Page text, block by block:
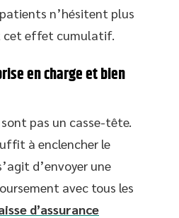
n’hésitent plus
cet effet cumulatif.
en charge et bien
pas un casse-tête.
à enclencher le
d’envoyer une
avec tous les
d’assurance